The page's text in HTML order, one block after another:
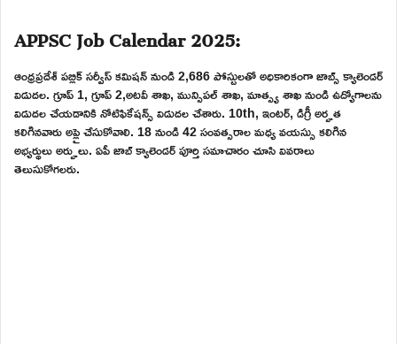
APPSC Job Calendar 2025:
ఆంధ్రప్రదేశ్ పబ్లిక్ సర్వీస్ కమిషన్ నుండి 2,686 పోస్టులతో అధికారికంగా జాబ్స్ క్యాలెండర్
విడుదల. గ్రూప్ 1, గ్రూప్ 2,అటవీ శాఖ, మున్సిపల్ శాఖ, మాత్స్య శాఖ నుండి ఉద్యోగాలను
విడుదల చేయడానికి నోటిఫికేషన్స్ విడుదల చేశారు. 10th, ఇంటర్, డిగ్రీ అర్హత
కలిగినవారు అప్లై చేసుకోవాలి. 18 నుండి 42 సంవత్సరాల మధ్య వయస్సు కలిగిన
అభ్యర్థులు అర్హులు. ఏపీ జాబ్ క్యాలెండర్ పూర్తి సమాచారం చూసి వివరాలు
తెలుసుకోగలరు.